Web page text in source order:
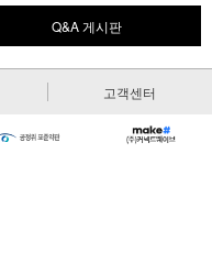
Q&A 게시판
고객센터